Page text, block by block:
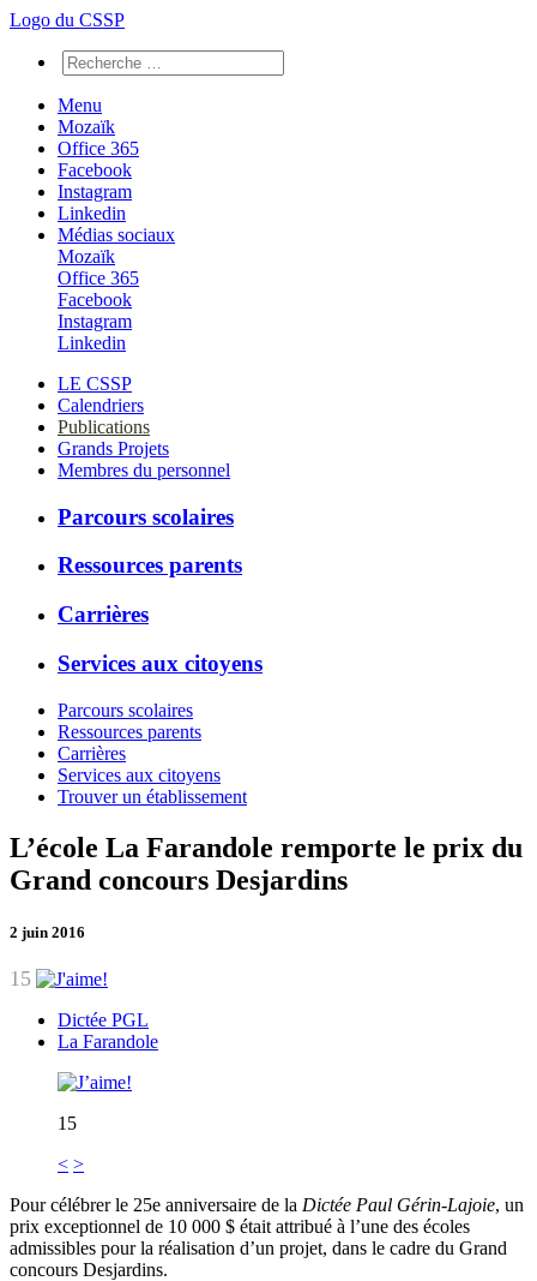
Logo du CSSP
Menu
Mozaïk
Office 365
Facebook
Instagram
Linkedin
Médias sociaux
Mozaïk
Office 365
Facebook
Instagram
Linkedin
LE CSSP
Calendriers
Publications
Grands Projets
Membres du personnel
Parcours scolaires
Ressources parents
Carrières
Services aux citoyens
Parcours scolaires
Ressources parents
Carrières
Services aux citoyens
Trouver un établissement
L’école La Farandole remporte le prix du
Grand concours Desjardins
2 juin 2016
15
Dictée PGL
La Farandole
15
< >
Pour célébrer le 25e anniversaire de la Dictée Paul Gérin-Lajoie, un
prix exceptionnel de 10 000 $ était attribué à l’une des écoles
admissibles pour la réalisation d’un projet, dans le cadre du Grand
concours Desjardins.